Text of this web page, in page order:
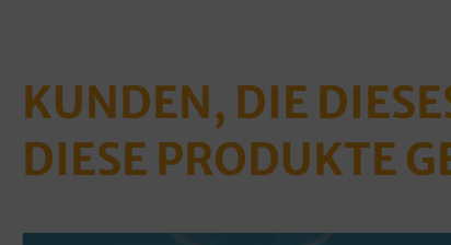
KUNDEN, DIE
DIESE PRODUKTE